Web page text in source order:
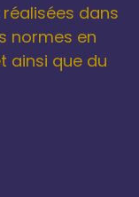
dans
normes en
ainsi que du